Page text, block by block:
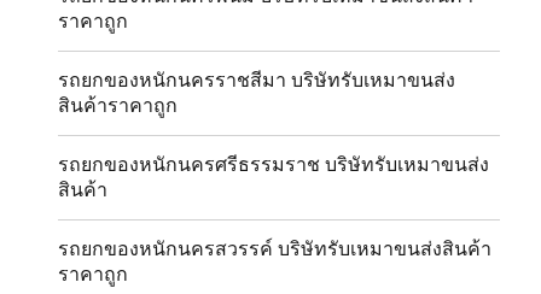
ราคาถูก
รถยกของหนักนครราชสีมา บริษัทรับเหมาขนส่ง
สินค้าราคาถูก
รถยกของหนักนครศรีธรรมราช บริษัทรับเหมาขนส่ง
สินค้า
รถยกของหนักนครสวรรค์ บริษัทรับเหมาขนส่งสินค้า
ราคาถูก